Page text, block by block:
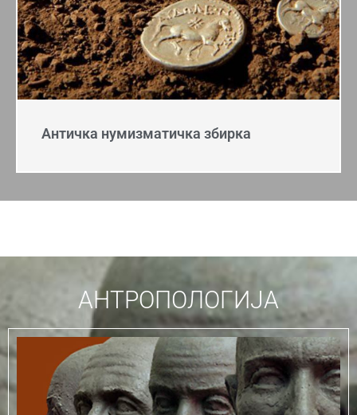
Античка нумизматичка збирка
АНТРОПОЛОГИЈА